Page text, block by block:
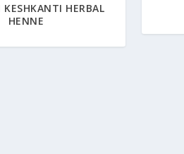
KESHKANTI HERBAL
HENNE